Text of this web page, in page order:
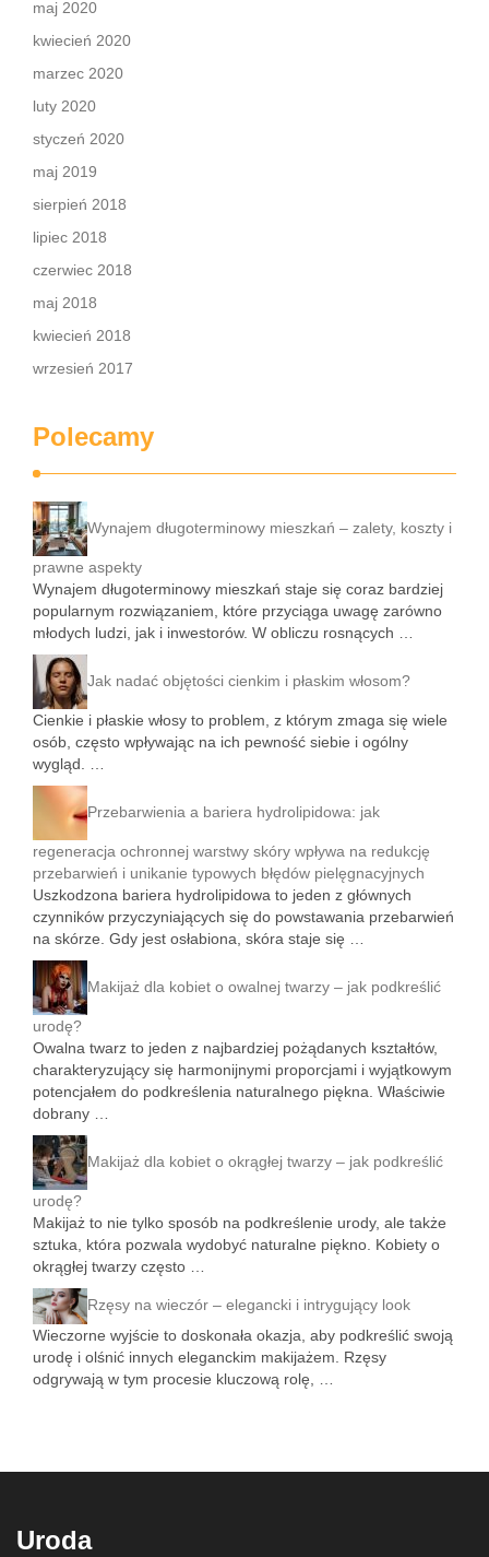
maj 2020
kwiecień 2020
marzec 2020
luty 2020
styczeń 2020
maj 2019
sierpień 2018
lipiec 2018
czerwiec 2018
maj 2018
kwiecień 2018
wrzesień 2017
Polecamy
Wynajem długoterminowy mieszkań – zalety, koszty i
prawne aspekty
Wynajem długoterminowy mieszkań staje się coraz bardziej
popularnym rozwiązaniem, które przyciąga uwagę zarówno
młodych ludzi, jak i inwestorów. W obliczu rosnących …
Jak nadać objętości cienkim i płaskim włosom?
Cienkie i płaskie włosy to problem, z którym zmaga się wiele
osób, często wpływając na ich pewność siebie i ogólny
wygląd. …
Przebarwienia a bariera hydrolipidowa: jak
regeneracja ochronnej warstwy skóry wpływa na redukcję
przebarwień i unikanie typowych błędów pielęgnacyjnych
Uszkodzona bariera hydrolipidowa to jeden z głównych
czynników przyczyniających się do powstawania przebarwień
na skórze. Gdy jest osłabiona, skóra staje się …
Makijaż dla kobiet o owalnej twarzy – jak podkreślić
urodę?
Owalna twarz to jeden z najbardziej pożądanych kształtów,
charakteryzujący się harmonijnymi proporcjami i wyjątkowym
potencjałem do podkreślenia naturalnego piękna. Właściwie
dobrany …
Makijaż dla kobiet o okrągłej twarzy – jak podkreślić
urodę?
Makijaż to nie tylko sposób na podkreślenie urody, ale także
sztuka, która pozwala wydobyć naturalne piękno. Kobiety o
okrągłej twarzy często …
Rzęsy na wieczór – elegancki i intrygujący look
Wieczorne wyjście to doskonała okazja, aby podkreślić swoją
urodę i olśnić innych eleganckim makijażem. Rzęsy
odgrywają w tym procesie kluczową rolę, …
Uroda